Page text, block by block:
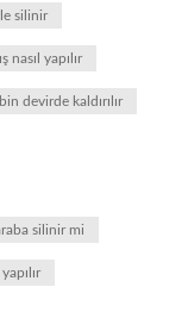
silinir
nasıl yapılır
devirde kaldırılır
silinir mi